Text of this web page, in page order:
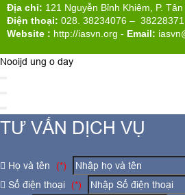
Địa chỉ: 121 Nguyễn Bỉnh Khiêm, P.
Điện thoại: 028. 38234076 – 38228371
Website : http://iasvn.org - Email:
Nooijd ung o day
TƯ VẤN DỊCH VỤ
Họ và tên
(*)
Số điện thoại
(*)